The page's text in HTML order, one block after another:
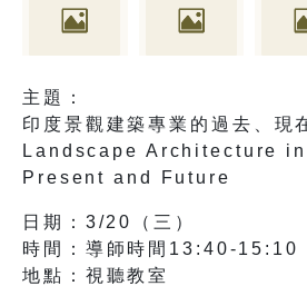
主題：
印度景觀建築專業的過去、現
Landscape Architecture
Present and Future
日期：3/20（三）
時間：導師時間13:40-15:10
地點：視聽教室